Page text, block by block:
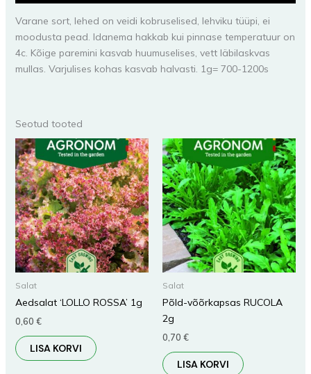
Varane sort, lehed on veidi kobruselised, lehviku tüüpi, ei
moodusta pead. Idanema hakkab kui pinnase temperatuur on
4c. Kõige paremini kasvab huumuselises, vett läbilaskvas
mullas. Varjulises kohas kasvab halvasti. 1g= 700-1200s
Seotud tooted
Salat
Aedsalat ‘LOLLO ROSSA’ 1g
0,60 €
LISA KORVI
Salat
Põld-võõrkapsas RUCOLA
2g
0,70 €
LISA KORVI